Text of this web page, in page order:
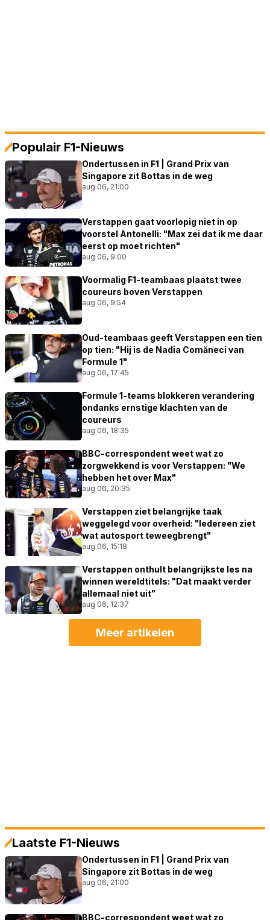
Populair F1-Nieuws
Ondertussen in F1 | Grand Prix van
Singapore zit Bottas in de weg
aug 06, 21:00
Verstappen gaat voorlopig niet in op
voorstel Antonelli: "Max zei dat ik me daar
eerst op moet richten"
aug 06, 9:00
Voormalig F1-teambaas plaatst twee
coureurs boven Verstappen
aug 06, 9:54
Oud-teambaas geeft Verstappen een tien
op tien: "Hij is de Nadia Comăneci van
Formule 1"
aug 06, 17:45
Formule 1-teams blokkeren verandering
ondanks ernstige klachten van de
coureurs
aug 06, 18:35
BBC-correspondent weet wat zo
zorgwekkend is voor Verstappen: "We
hebben het over Max"
aug 06, 20:35
Verstappen ziet belangrijke taak
weggelegd voor overheid: "Iedereen ziet
wat autosport teweegbrengt"
aug 06, 15:18
Verstappen onthult belangrijkste les na
winnen wereldtitels: "Dat maakt verder
allemaal niet uit"
aug 06, 12:37
Meer artikelen
Laatste F1-Nieuws
Ondertussen in F1 | Grand Prix van
Singapore zit Bottas in de weg
aug 06, 21:00
BBC-correspondent weet wat zo